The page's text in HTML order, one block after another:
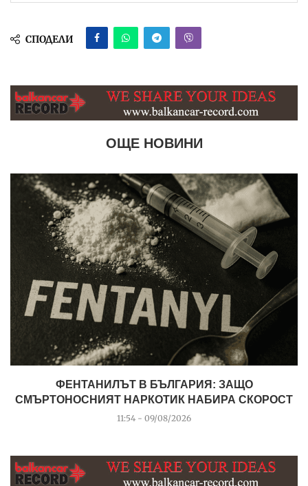
СПОДЕЛИ
ОЩЕ НОВИНИ
ФЕНТАНИЛЪТ В БЪЛГАРИЯ: ЗАЩО
СМЪРТОНОСНИЯТ НАРКОТИК НАБИРА СКОРОСТ
11:54 - 09/08/2026